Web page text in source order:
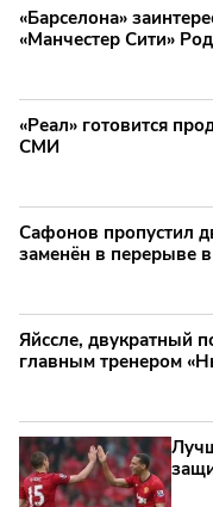
«Барселона»
«Манчестер Сити»
«Реал» готовится
СМИ
Сафонов пропустил
заменён в перерыве
Яйссле, двукратный
главным тренером